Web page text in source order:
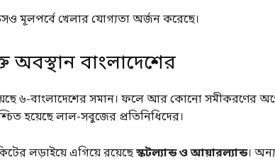
মূলপর্বে খেলার যোগ্যতা অর্জন করেছে।
অবস্থান বাংলাদেশের
৬-বাংলাদেশের সমান। ফলে আর কোনো সমীকরণের
হয়েছে লাল-সবুজের প্রতিনিধিদের।
লড়াইয়ে এগিয়ে রয়েছেস্কটল্যান্ড ও আয়ারল্যান্ড।